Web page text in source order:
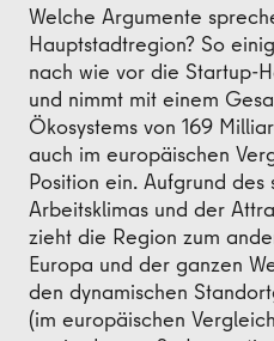
Welche Argumente
Hauptstadtregion? So
nach wie vor die Startup-
und nimmt mit einem
Ökosystems von 169
auch im europäischen
Position ein. Aufgrund
Arbeitsklimas und der
zieht die Region zum
Europa und der ganzen
den dynamischen
(im europäischen